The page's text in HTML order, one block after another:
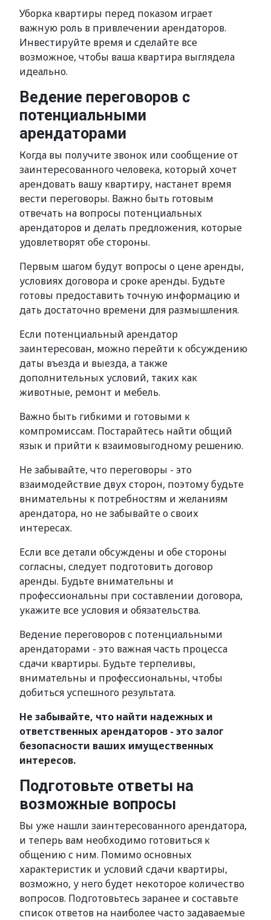
Уборка квартиры перед показом играет
важную роль в привлечении арендаторов.
Инвестируйте время и сделайте все
возможное, чтобы ваша квартира выглядела
идеально.
Ведение переговоров с
потенциальными
арендаторами
Когда вы получите звонок или сообщение от
заинтересованного человека, который хочет
арендовать вашу квартиру, настанет время
вести переговоры. Важно быть готовым
отвечать на вопросы потенциальных
арендаторов и делать предложения, которые
удовлетворят обе стороны.
Первым шагом будут вопросы о цене аренды,
условиях договора и сроке аренды. Будьте
готовы предоставить точную информацию и
дать достаточно времени для размышления.
Если потенциальный арендатор
заинтересован, можно перейти к обсуждению
даты въезда и выезда, а также
дополнительных условий, таких как
животные, ремонт и мебель.
Важно быть гибкими и готовыми к
компромиссам. Постарайтесь найти общий
язык и прийти к взаимовыгодному решению.
Не забывайте, что переговоры - это
взаимодействие двух сторон, поэтому будьте
внимательны к потребностям и желаниям
арендатора, но не забывайте о своих
интересах.
Если все детали обсуждены и обе стороны
согласны, следует подготовить договор
аренды. Будьте внимательны и
профессиональны при составлении договора,
укажите все условия и обязательства.
Ведение переговоров с потенциальными
арендаторами - это важная часть процесса
сдачи квартиры. Будьте терпеливы,
внимательны и профессиональны, чтобы
добиться успешного результата.
Не забывайте, что найти надежных и
ответственных арендаторов - это залог
безопасности ваших имущественных
интересов.
Подготовьте ответы на
возможные вопросы
Вы уже нашли заинтересованного арендатора,
и теперь вам необходимо готовиться к
общению с ним. Помимо основных
характеристик и условий сдачи квартиры,
возможно, у него будет некоторое количество
вопросов. Подготовьтесь заранее и составьте
список ответов на наиболее часто задаваемые